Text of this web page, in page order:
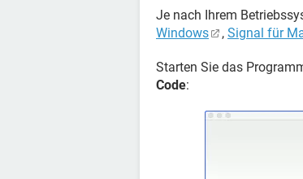
Je nach Ihrem
Windows
, Signal für
Starten Sie das
Code: